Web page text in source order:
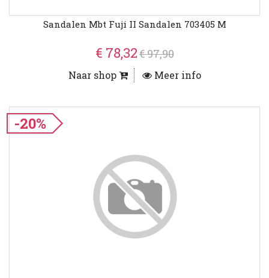
Sandalen Mbt Fuji II Sandalen 703405 M
€ 78,32€ 97,90
Naar shop Meer info
-20%